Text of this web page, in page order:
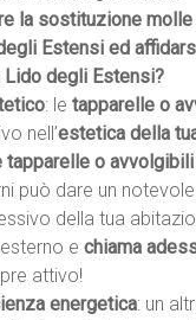
la sostituzione
Estensi ed
degli Estensi?
: letapparelle o
nell’estetica della
o
può dare un
della tua
echiama
attivo!
energetica: un